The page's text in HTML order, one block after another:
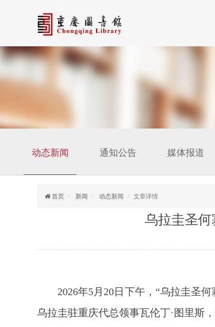
动态新闻 通知公告 媒体报道
首页 新闻 动态新闻 文章详情
乌拉圭圣
2026年5月20日下午，“乌拉圭圣
乌拉圭驻重庆代总领事瓦伦丁·图里斯